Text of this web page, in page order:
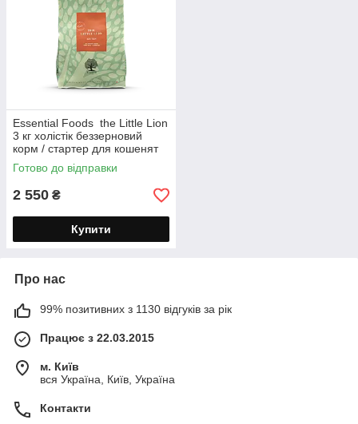
Essential Foods the Little Lion
3 кг холістік беззерновий
корм / стартер для кошенят
усіх порід
Готово до відправки
2 550 ₴
Купити
Про нас
99% позитивних з 1130 відгуків за рік
Працює з 22.03.2015
м. Київ
вся Україна, Київ, Україна
Контакти